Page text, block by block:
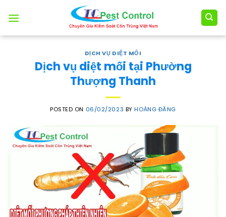
DỊCH VỤ DIỆT MỐI
Dịch vụ diệt mối tại Phường
Thượng Thanh
POSTED ON 06/02/2023 BYHOÀNG ĐĂNG